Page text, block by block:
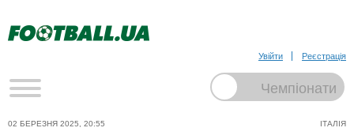
Увійти Реєстрація
ІТАЛІЯ
02 БЕРЕЗНЯ 2025, 20:55